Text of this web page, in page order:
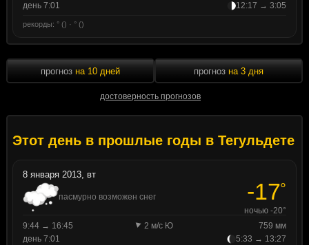
день 7:01
12:17 → 3:05
рекорды: ° () · ° ()
прогноз на 10 дней
достоверность прогнозов
прогноз на 3 дня
Этот день в прошлые годы в Тегульдете
8 января 2013, вт
пасмурно возможен снег -17°
ночью -20°
9:44 → 16:45
2 м/с Ю
759 мм
день 7:01
5:33 → 13:27